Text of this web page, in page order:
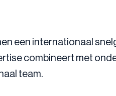
een internationaal
combineert met
team.